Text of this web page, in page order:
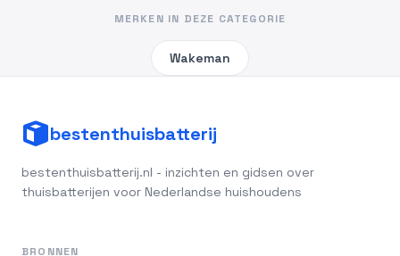
MERKEN IN DEZE CATEGORIE
Wakeman
bestenthuisbatterij
bestenthuisbatterij.nl - inzichten en gidsen over
thuisbatterijen voor Nederlandse huishoudens
BRONNEN